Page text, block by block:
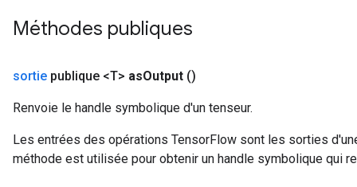
Méthodes publiques
sortie publique <T> asOutput ()
Renvoie le handle symbolique d'un tenseur.
Les entrées des opérations TensorFlow sont les sorties
méthode est utilisée pour obtenir un handle symbolique qui